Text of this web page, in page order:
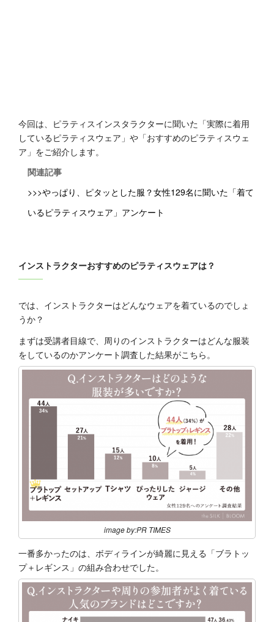
今回は、ピラティスインスタラクターに聞いた「実際に着用
しているピラティスウェア」や「おすすめのピラティスウェ
ア」をご紹介します。
関連記事
>>>やっぱり、ピタッとした服？女性129名に聞いた「着て
いるピラティスウェア」アンケート
インストラクターおすすめのピラティスウェアは？
では、インストラクターはどんなウェアを着ているのでしょ
うか？
まずは受講者目線で、周りのインストラクターはどんな服装
をしているのかアンケート調査した結果がこちら。
image by:PR TIMES
一番多かったのは、ボディラインが綺麗に見える「ブラトッ
プ＋レギンス」の組み合わせでした。